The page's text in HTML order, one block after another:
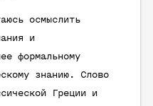
осмыслить
и
формальному
знанию. Слово
Греции и